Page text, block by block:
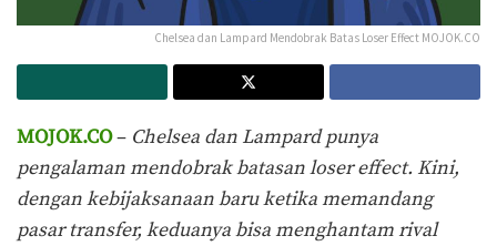
Chelsea dan Lampard Mendobrak Batas Loser Effect MOJOK.CO
MOJOK.CO– Chelsea dan Lampard punya
pengalaman mendobrak batasan loser effect. Kini,
dengan kebijaksanaan baru ketika memandang
pasar transfer, keduanya bisa menghantam rival